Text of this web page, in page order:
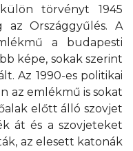
törvényt 1945
az Országgyűlés. A
a budapesti
képe, sokak szerint
Az 1990-es politikai
az emlékmű is sokat
előtt álló szovjet
át és a szovjeteket
az elesett katonák